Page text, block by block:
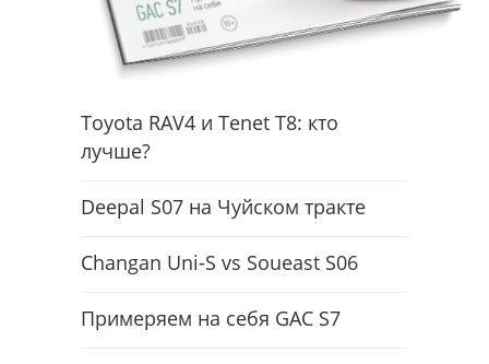
Toyota RAV4 и Tenet T8: кто
лучше?
Deepal S07 на Чуйском тракте
Changan Uni-S vs Soueast S06
Примеряем на себя GAC S7